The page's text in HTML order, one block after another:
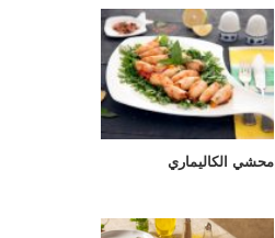
محشي الكاليماري